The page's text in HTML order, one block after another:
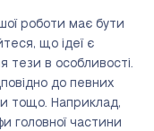
роботи має бути
що ідеї є
тези в особливості.
до певних
тощо. Наприклад,
головної частини